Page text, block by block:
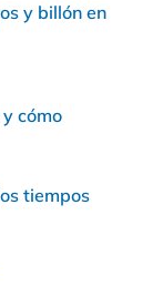
y billón en
cómo
tiempos